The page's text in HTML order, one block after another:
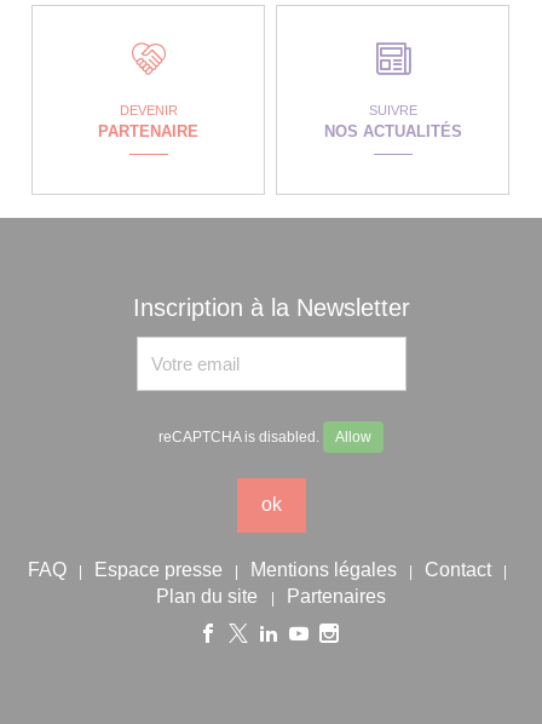
DEVENIR
PARTENAIRE
SUIVRE
NOS ACTUALITÉS
Inscription à la Newsletter
reCAPTCHA is disabled. Allow
ok
FAQ | Espace presse | Mentions légales | Contact |
Plan du site | Partenaires